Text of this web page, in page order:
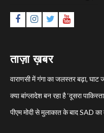
FacebookInstagram
TwitterYouTube
ताज़ा ख़बर
वाराणसी में गंगा का जलस्तर बढ़ा,
क्या बांग्लादेश बन रहा है ‘दूसरा
पीएम मोदी से मुलाकात के बाद SAD का